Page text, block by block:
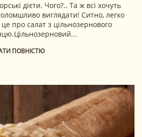
дієти. Чого?.. Та ж всі хочуть
виглядати! Ситно, легко
це про салат з цільнозернового
ПОВНІСТЮ